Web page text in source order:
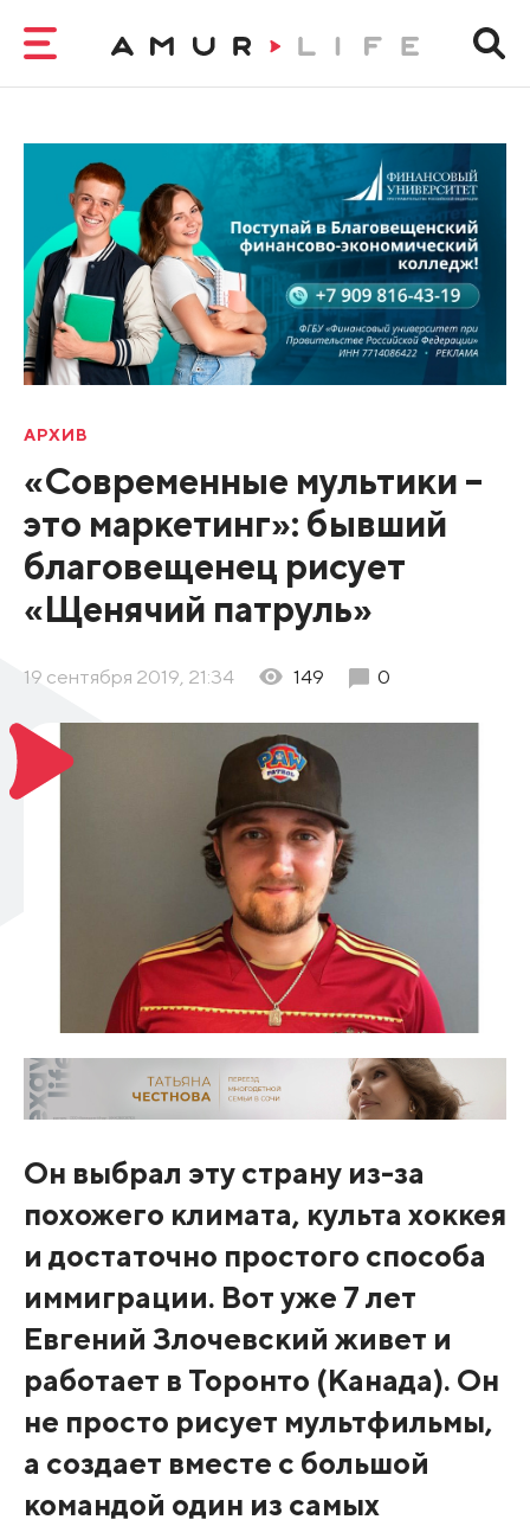
АРХИВ
«Современные мультики –
это маркетинг»: бывший
благовещенец рисует
«Щенячий патруль»
19 сентября 2019, 21:34 149 0
Он выбрал эту страну из-за
похожего климата, культа хоккея
и достаточно простого способа
иммиграции. Вот уже 7 лет
Евгений Злочевский живет и
работает в Торонто (Канада). Он
не просто рисует мультфильмы,
а создает вместе с большой
командой один из самых